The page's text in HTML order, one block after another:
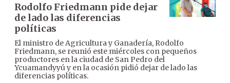
Rodolfo Friedmann pide dejar
de lado las diferencias
políticas
El ministro de Agricultura y Ganadería, Rodolfo
Friedmann, se reunió este miércoles con pequeños
productores en la ciudad de San Pedro del
Ycuamandyyú y en la ocasión pidió dejar de lado las
diferencias políticas.